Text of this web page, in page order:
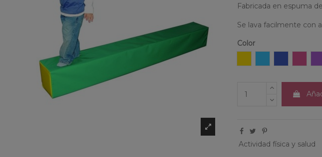
Fabricada en espuma
Se lava facilmente con
Color
Actividad física y salud